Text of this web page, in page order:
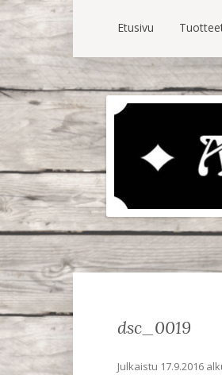
Etusivu
dsc_0019
Julkaistu 17.9.2016